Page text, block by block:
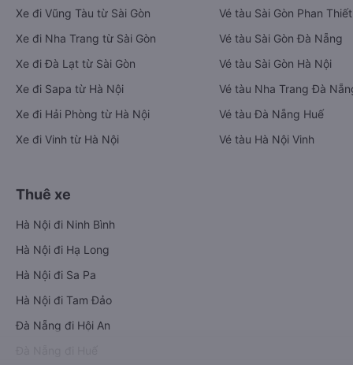
Xe đi Vũng Tàu từ Sài Gòn
Xe đi Nha Trang từ Sài Gòn
Xe đi Đà Lạt từ Sài Gòn
Xe đi Sapa từ Hà Nội
Xe đi Hải Phòng từ Hà Nội
Xe đi Vinh từ Hà Nội
Vé tàu Sài Gòn Phan Thiết
Vé tàu Sài Gòn Đà Nẵng
Vé tàu Sài Gòn Hà Nội
Vé tàu Nha Trang Đà
Vé tàu Đà Nẵng Huế
Vé tàu Hà Nội Vinh
Thuê xe
Hà Nội đi Ninh Bình
Hà Nội đi Hạ Long
Hà Nội đi Sa Pa
Hà Nội đi Tam Đảo
Đà Nẵng đi Hội An